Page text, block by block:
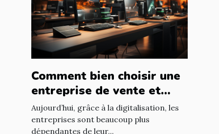
Comment bien choisir une
entreprise de vente et
d'installation de parc
informatique ?
Aujourd’hui, grâce à la digitalisation, les
entreprises sont beaucoup plus
dépendantes de leur...